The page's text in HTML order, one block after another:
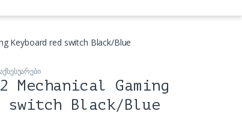
Keyboard red switch Black/Blue
Mechanical Gaming
switch Black/Blue